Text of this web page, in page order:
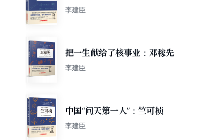
李建臣
把一生献给了核事业：邓稼先
李建臣
中国“问天第一人”：竺可桢
李建臣